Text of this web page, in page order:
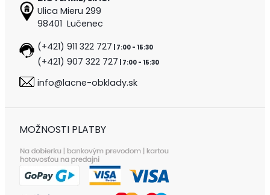
Ulica Mieru 299
98401 Lučenec
(+421) 911 322 727 | 7:00 - 15:30
(+421) 907 322 727 | 7:00 - 15:30
info@lacne-obklady.sk
MOŽNOSTI PLATBY